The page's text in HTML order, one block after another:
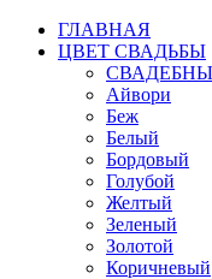
ГЛАВНАЯ
ЦВЕТ СВАДЬБЫ
Айвори
Беж
Белый
Бордовый
Голубой
Желтый
Зеленый
Золотой
Коричневый